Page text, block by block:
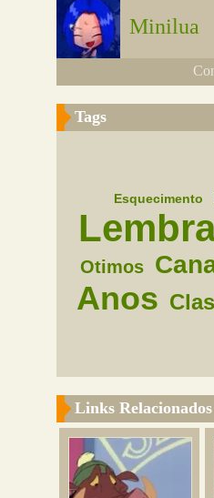
Minilua
Tags
Esquecimento
Otimos
Anos
Links Relacionados